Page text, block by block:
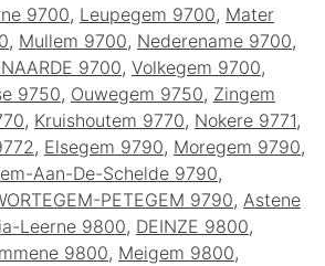
9700, Leupegem 9700, Mater
, Mullem 9700, Nederename 9700,
9700, Volkegem 9700,
9750, Ouwegem 9750, Zingem
, Kruishoutem 9770, Nokere 9771,
, Elsegem 9790, Moregem 9790,
Aan-De-Schelde 9790,
PETEGEM 9790, Astene
Leerne 9800, DEINZE 9800,
9800, Meigem 9800,